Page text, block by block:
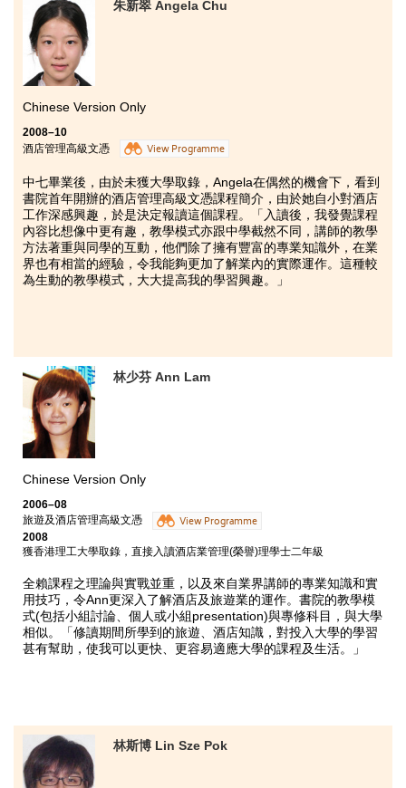
朱新翠 Angela Chu
Chinese Version Only
2008–10
酒店管理高級文憑
View Programme
中七畢業後，由於未獲大學取錄，Angela在偶然的機會下，看到
書院首年開辦的酒店管理高級文憑課程簡介，由於她自小對酒店
工作深感興趣，於是決定報讀這個課程。「入讀後，我發覺課程
內容比想像中更有趣，教學模式亦跟中學截然不同，講師的教學
方法著重與同學的互動，他們除了擁有豐富的專業知識外，在業
界也有相當的經驗，令我能夠更加了解業內的實際運作。這種較
為生動的教學模式，大大提高我的學習興趣。」
林少芬 Ann Lam
Chinese Version Only
2006–08
旅遊及酒店管理高級文憑
View Programme
2008
獲香港理工大學取錄，直接入讀酒店業管理(榮譽)理學士二年級
全賴課程之理論與實戰並重，以及來自業界講師的專業知識和實
用技巧，令Ann更深入了解酒店及旅遊業的運作。書院的教學模
式(包括小組討論、個人或小組presentation)與專修科目，與大學
相似。「修讀期間所學到的旅遊、酒店知識，對投入大學的學習
甚有幫助，使我可以更快、更容易適應大學的課程及生活。」
林斯博 Lin Sze Pok